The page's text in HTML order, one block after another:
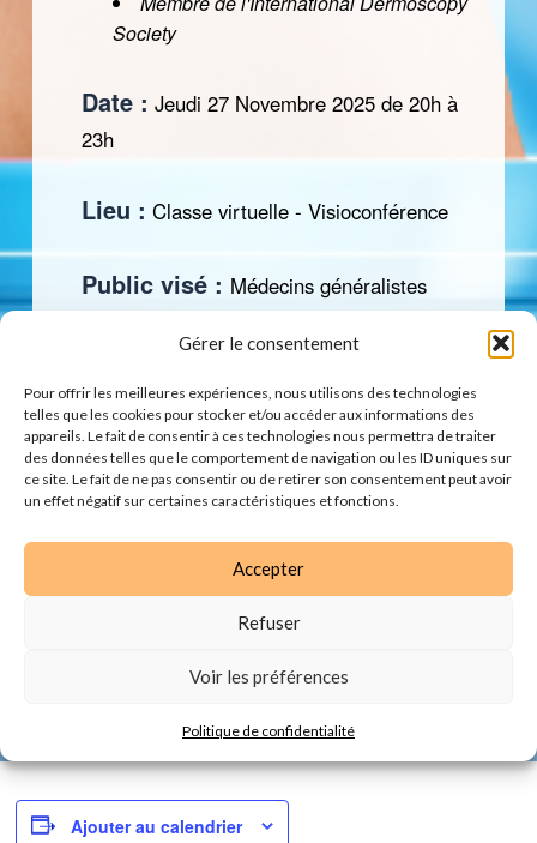
Gérer le consentement
Pour offrir les meilleures expériences, nous utilisons des technologies
telles que les cookies pour stocker et/ou accéder aux informations des
appareils. Le fait de consentir à ces technologies nous permettra de traiter
des données telles que le comportement de navigation ou les ID uniques sur
ce site. Le fait de ne pas consentir ou de retirer son consentement peut avoir
un effet négatif sur certaines caractéristiques et fonctions.
Accepter
Refuser
Voir les préférences
Politique de confidentialité
Society
Date : Jeudi 27 Novembre 2025 de 20h à
23h
Lieu : Classe virtuelle - Visioconférence
Public visé : Médecins généralistes
Format d'action : Mixte (Classe
virtuelle + EPP)
Référence de l'action :
69202425102 - Session 25.004
Je veux m'inscrire
Ajouter au calendrier